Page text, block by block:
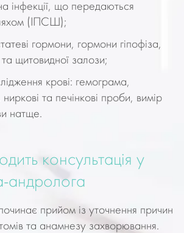
інфекції, що передаються
(ІПСШ);
гормони, гормони гіпофіза,
щитовидної залози;
крові: гемограма,
ниркові та печінкові проби, вимір
натще.
консультація у
андролога
прийом із уточнення причин
та анамнезу захворювання.